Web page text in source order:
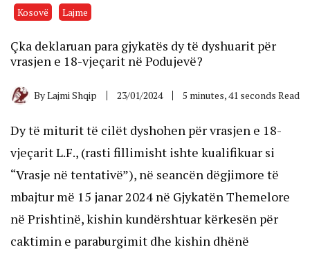
Kosovë Lajme
Çka deklaruan para gjykatës dy të dyshuarit për
vrasjen e 18-vjeçarit në Podujevë?
ByLajmi Shqip 23/01/2024 5 minutes, 41 seconds Read
Dy të miturit të cilët dyshohen për vrasjen e 18-
vjeçarit L.F., (rasti fillimisht ishte kualifikuar si
“Vrasje në tentativë”), në seancën dëgjimore të
mbajtur më 15 janar 2024 në Gjykatën Themelore
në Prishtinë, kishin kundërshtuar kërkesën për
caktimin e paraburgimit dhe kishin dhënë